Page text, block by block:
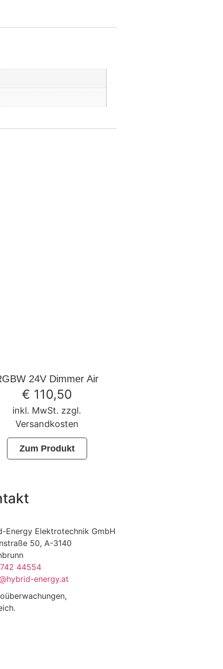
24V Dimmer Air
€ 110,50
inkl. MwSt. zzgl.
Versandkosten
Zum Produkt
Energy Elektrotechnik GmbH
50, A-3140
44554
energy.at